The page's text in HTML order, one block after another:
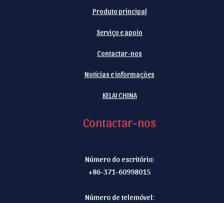
Produto principal
Serviço e apoio
Contactar-nos
Notícias e informações
KELAI CHINA
Contactar-nos
Número do escritório:
+86-371-60998015
Número de telemóvel: